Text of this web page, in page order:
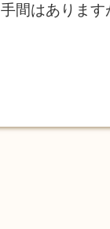
手間はあります